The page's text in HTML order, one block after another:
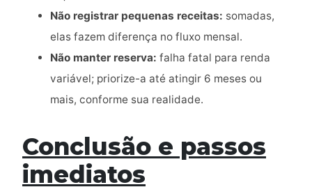
Não registrar pequenas receitas: somadas,
elas fazem diferença no fluxo mensal.
Não manter reserva: falha fatal para renda
variável; priorize-a até atingir 6 meses ou
mais, conforme sua realidade.
Conclusão e passos
imediatos